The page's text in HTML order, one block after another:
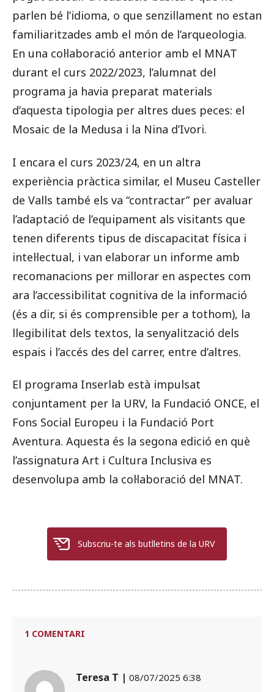
parlen bé l’idioma, o que senzillament no estan
familiaritzades amb el món de l’arqueologia.
En una col·laboració anterior amb el MNAT
durant el curs 2022/2023, l’alumnat del
programa ja havia preparat materials
d’aquesta tipologia per altres dues peces: el
Mosaic de la Medusa i la Nina d’Ivori.
I encara el curs 2023/24, en un altra
experiència pràctica similar, el Museu Casteller
de Valls també els va “contractar” per avaluar
l’adaptació de l’equipament als visitants que
tenen diferents tipus de discapacitat física i
intel·lectual, i van elaborar un informe amb
recomanacions per millorar en aspectes com
ara l’accessibilitat cognitiva de la informació
(és a dir, si és comprensible per a tothom), la
llegibilitat dels textos, la senyalització dels
espais i l’accés des del carrer, entre d’altres.
El programa Inserlab està impulsat
conjuntament per la URV, la Fundació ONCE, el
Fons Social Europeu i la Fundació Port
Aventura. Aquesta és la segona edició en què
l’assignatura Art i Cultura Inclusiva es
desenvolupa amb la col·laboració del MNAT.
Subscriu-te als butlletins de la URV
1 COMENTARI
Teresa T | 08/07/2025 6:38